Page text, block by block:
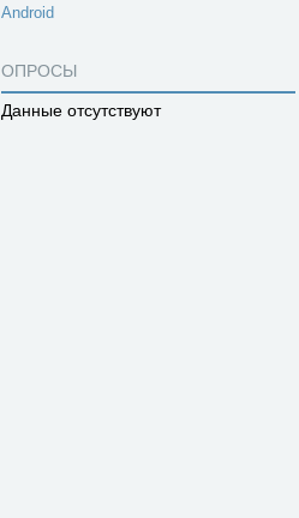
Android
ОПРОСЫ
Данные отсутствуют